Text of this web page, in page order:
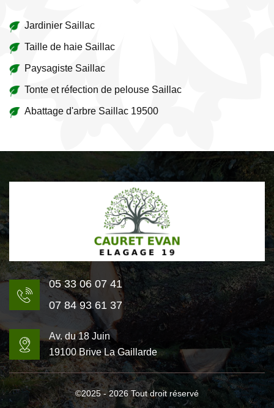
Jardinier Saillac
Taille de haie Saillac
Paysagiste Saillac
Tonte et réfection de pelouse Saillac
Abattage d'arbre Saillac 19500
05 33 06 07 41
07 84 93 61 37
Av. du 18 Juin
19100 Brive La Gaillarde
©2025 - 2026 Tout droit réservé